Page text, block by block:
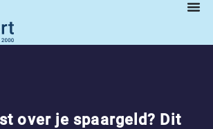
over je spaargeld? Dit